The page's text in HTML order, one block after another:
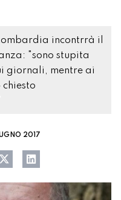
incontrrà il
"sono stupita
giornali, mentre ai
2017